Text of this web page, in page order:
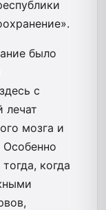
было
с
лечат
мозга и
Особенно
когда